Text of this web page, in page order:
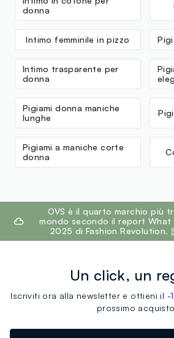
donna
Intimo femminile in pizzo
Intimo trasparente per
donna
Pigiami donna maniche
lunghe
Pigiami a maniche corte
donna
footer.ariatitleOVS è il quarto marchio più
mondo secondo il report What
2025 di Fashion Revolution.
Un click, un
Iscriviti ora alla newsletter e ottieni il -
prossimo